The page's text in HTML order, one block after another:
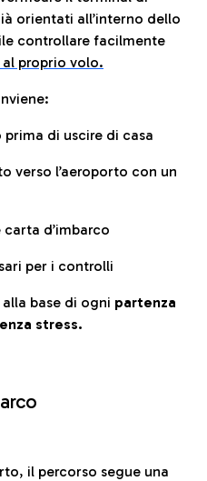
orientati all’interno dello
controllare facilmente
proprio volo.
di uscire di casa
verso l’aeroporto con un
d’imbarco
per i controlli
base di ogni partenza
stress.
il percorso segue una